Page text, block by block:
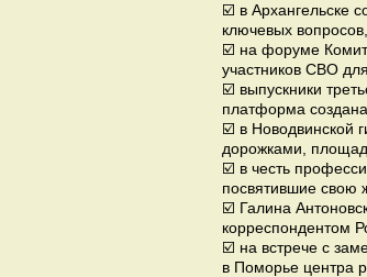
☑️ в Архангельске
ключевых
☑️ на форуме
участников СВО
☑️ выпускники
платформа
☑️ в Новодвинской
дорожками,
☑️ в честь
посвятившие свою
☑️ Галина
корреспондентом
☑️ на встрече с
в Поморье центра